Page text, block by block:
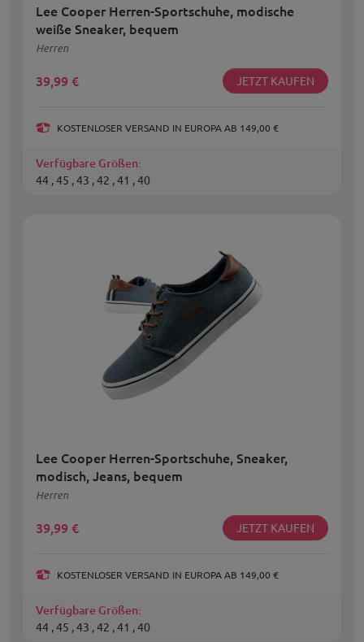
Lee Cooper Herren-Sportschuhe, modische
weiße Sneaker, bequem
Herren
39,99 € JETZT KAUFEN
KOSTENLOSER VERSAND IN EUROPA AB 149,00 €
Verfügbare Größen:
44 , 45 , 43 , 42 , 41 , 40
Lee Cooper Herren-Sportschuhe, Sneaker,
modisch, Jeans, bequem
Herren
39,99 € JETZT KAUFEN
KOSTENLOSER VERSAND IN EUROPA AB 149,00 €
Verfügbare Größen:
44 , 45 , 43 , 42 , 41 , 40